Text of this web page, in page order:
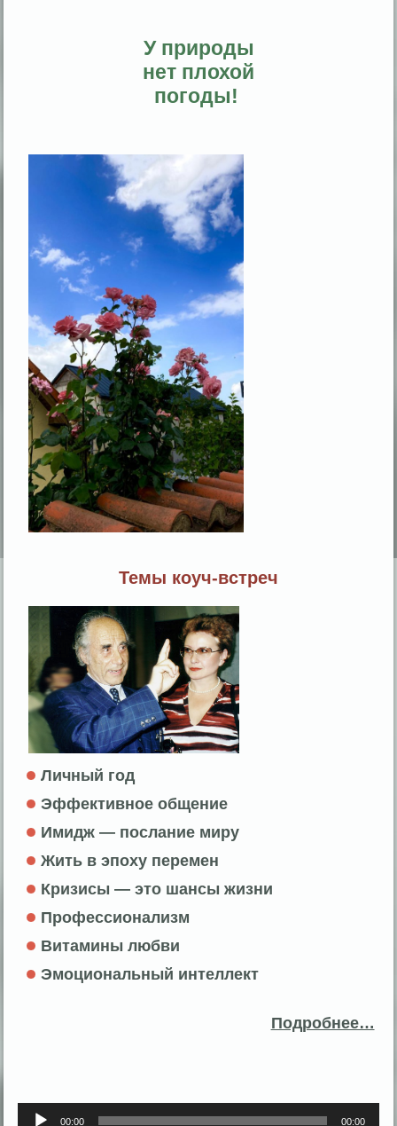
У природы
нет плохой
погоды!
Темы коуч-встреч
Личный год
Эффективное общение
Имидж — послание миру
Жить в эпоху перемен
Кризисы — это шансы жизни
Профессионализм
Витамины любви
Эмоциональный интеллект
Подробнее…
Аудиоплеер
00:00 00:00